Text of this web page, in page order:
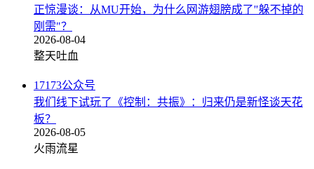
正惊漫谈：从MU开始，为什么网游翅膀成了"躲不掉的
刚需"？
2026-08-04
整天吐血
17173公众号
我们线下试玩了《控制：共振》：归来仍是新怪谈天花
板？
2026-08-05
火雨流星